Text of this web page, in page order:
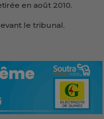
en août 2010.
le tribunal.